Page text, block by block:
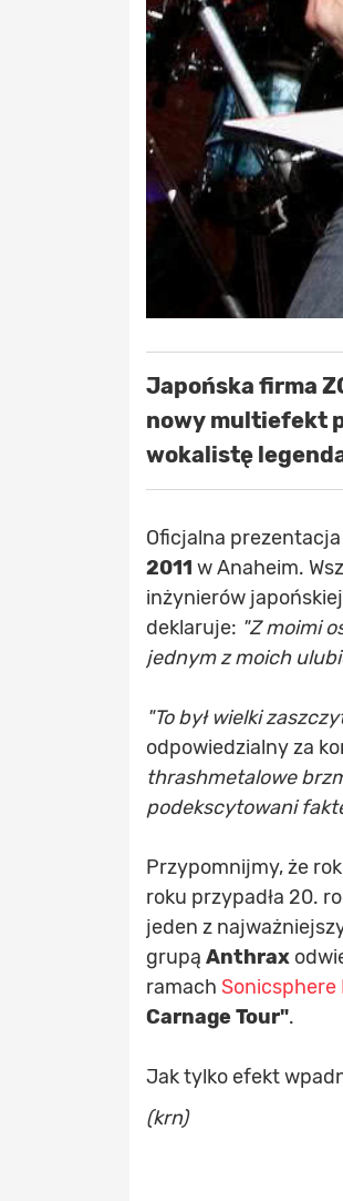
Japońska firma
nowy multiefekt
wokalistę
Oficjalna
2011 w Anaheim.
inżynierów
deklaruje: "Z moimi
jednym z moich
"To był wielki
odpowiedzialny za
thrashmetalowe
podekscytowani
Przypomnijmy, że
roku przypadła 20.
jeden z
grupą Anthrax
ramach Sonicsphere
Carnage Tour".
Jak tylko efekt
(krn)